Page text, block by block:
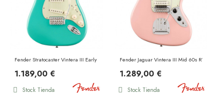
Fender Stratocaster Vintera III Early 60s RW Seafoam Green
1.189,00 €
Stock Tienda
Fender Jaguar Vintera III Mid 60s RW
1.289,00 €
Stock Tienda